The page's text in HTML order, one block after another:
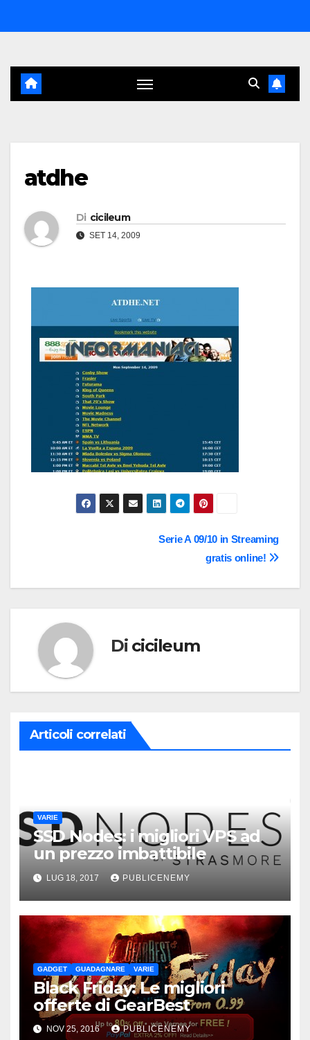
al
atdhe
Di cicileum
SET 14, 2009
NavigazioneSerie A 09/10 in Streaming
gratis online!
Di cicileum
Articoli correlati
VARIE
SSD Nodes: i migliori VPS ad
un prezzo imbattibile
LUG 18, 2017 PUBLICENEMY
GADGET GUADAGNARE VARIE
Black Friday: Le migliori
offerte di GearBest
NOV 25, 2016 PUBLICENEMY